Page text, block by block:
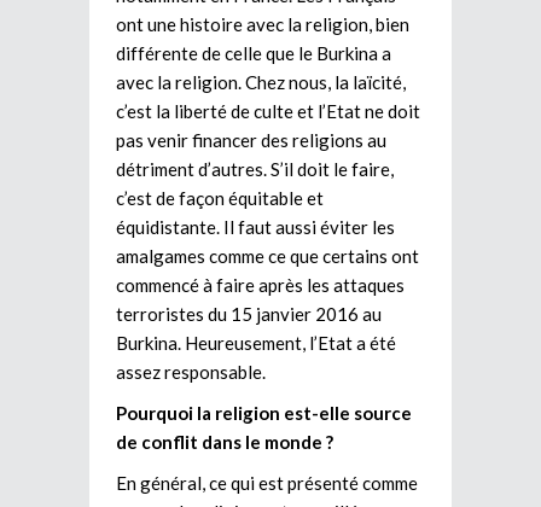
ont une histoire avec la religion, bien
différente de celle que le Burkina a
avec la religion. Chez nous, la laïcité,
c’est la liberté de culte et l’Etat ne doit
pas venir financer des religions au
détriment d’autres. S’il doit le faire,
c’est de façon équitable et
équidistante. Il faut aussi éviter les
amalgames comme ce que certains ont
commencé à faire après les attaques
terroristes du 15 janvier 2016 au
Burkina. Heureusement, l’Etat a été
assez responsable.
Pourquoi la religion est-elle source
de conflit dans le monde ?
En général, ce qui est présenté comme